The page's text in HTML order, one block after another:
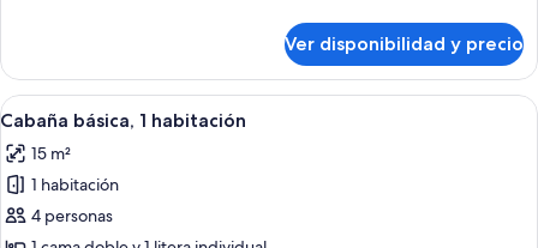
estándar
Ver disponibilidad y precio
Ver
todas
las
fotos
de
Una cocina compacta con armarios
4
Cabaña básica, 1 habitación
15 m²
1 habitación
4 personas